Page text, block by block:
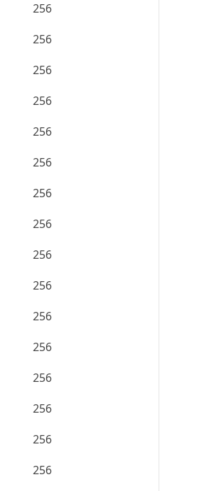
256
256
256
256
256
256
256
256
256
256
256
256
256
256
256
256